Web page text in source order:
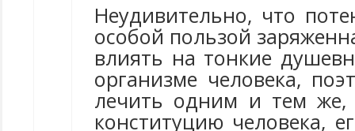
Неудивительно, что
особой пользой
влиять на тонкие
организме человека,
лечить одним и тем же,
конституцию человека,